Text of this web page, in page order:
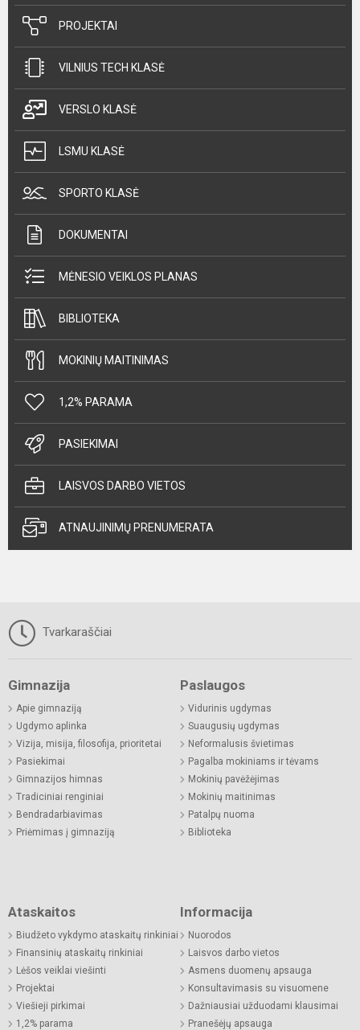
PROJEKTAI
VILNIUS TECH KLASĖ
VERSLO KLASĖ
LSMU KLASĖ
SPORTO KLASĖ
DOKUMENTAI
MĖNESIO VEIKLOS PLANAS
BIBLIOTEKA
MOKINIŲ MAITINIMAS
1,2% PARAMA
PASIEKIMAI
LAISVOS DARBO VIETOS
ATNAUJINIMŲ PRENUMERATA
Tvarkaraščiai
Gimnazija
Apie gimnaziją
Ugdymo aplinka
Vizija, misija, filosofija, prioritetai
Pasiekimai
Gimnazijos himnas
Tradiciniai renginiai
Bendradarbiavimas
Priėmimas į gimnaziją
Paslaugos
Vidurinis ugdymas
Suaugusių ugdymas
Neformalusis švietimas
Pagalba mokiniams ir tėvams
Mokinių pavėžėjimas
Mokinių maitinimas
Patalpų nuoma
Biblioteka
Ataskaitos
Biudžeto vykdymo ataskaitų rinkiniai
Finansinių ataskaitų rinkiniai
Lėšos veiklai viešinti
Projektai
Viešieji pirkimai
1,2% parama
Informacija
Nuorodos
Laisvos darbo vietos
Asmens duomenų apsauga
Konsultavimasis su visuomene
Dažniausiai užduodami klausimai
Pranešėjų apsauga